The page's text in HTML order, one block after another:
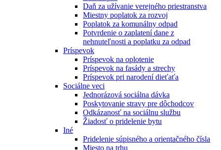
Daň za užívanie verejného priestranstva
Miestny poplatok za rozvoj
Poplatok za komunálny odpad
Potvrdenie o zaplatení dane z
nehnuteľnosti a poplatku za odpad
Príspevok
Príspevok na oplotenie
Príspevok na fasády a strechy
Príspevok pri narodení dieťaťa
Sociálne veci
Jednorázová sociálna dávka
Poskytovanie stravy pre dôchodcov
Odkázanosť na sociálnu službu
Žiadosť o pridelenie bytu
Iné
Pridelenie súpisného a orientačného čísla
Miesto na trhu